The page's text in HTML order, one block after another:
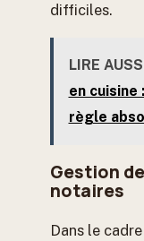
difficiles.
LIRE AUSSI
en cuisine
règle
Gestion
notaires
Dans le